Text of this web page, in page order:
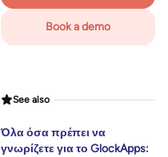
Book a demo
See also
Όλα όσα πρέπει να
γνωρίζετε για το GlockApps: